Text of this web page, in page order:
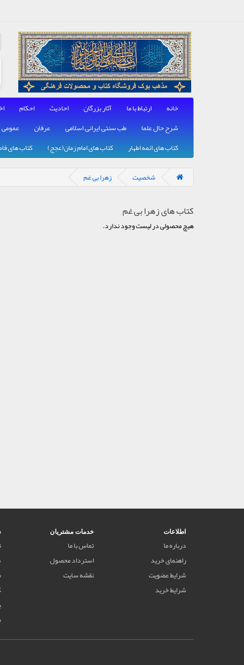
خانه ارتباط با ما آثار بزرگان احادیث احکام
شرح حال علما
طب سنتی, ایرانی, اسلامی عرفان عمومی
کتاب های ائمه اطهار
کتاب های امام زمان(عجج) کتاب های
شخصیت زهرا بی غم
کتاب های زهرا بی غم
هیچ محصولی در لیست وجود ندارد.
اطلاعات
درباره ما
راهنمای خرید
شرایط عضویت
شرایط خرید
خدمات مشتریان
تماس با ما
استرداد محصول
نقشه سایت